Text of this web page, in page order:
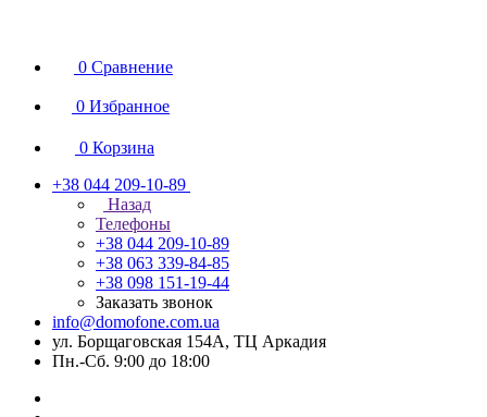
0 Сравнение
0 Избранное
0 Корзина
+38 044 209-10-89
Назад
Телефоны
+38 044 209-10-89
+38 063 339-84-85
+38 098 151-19-44
Заказать звонок
info@domofone.com.ua
ул. Борщаговская 154А, ТЦ Аркадия
Пн.-Сб. 9:00 до 18:00